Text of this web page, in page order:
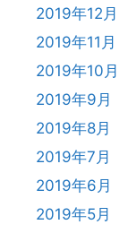
2019年12月
2019年11月
2019年10月
2019年9月
2019年8月
2019年7月
2019年6月
2019年5月